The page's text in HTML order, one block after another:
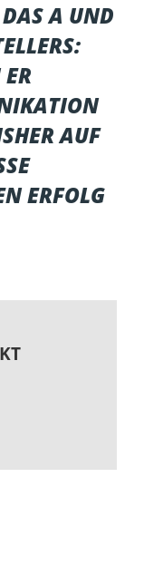
A UND
AUF
ERFOLG